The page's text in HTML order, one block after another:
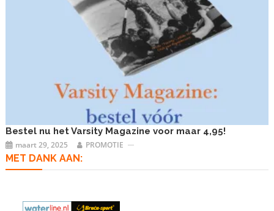
Bestel nu het Varsity Magazine voor maar 4,95!
maart 29, 2025 PROMOTIE
MET DANK AAN: